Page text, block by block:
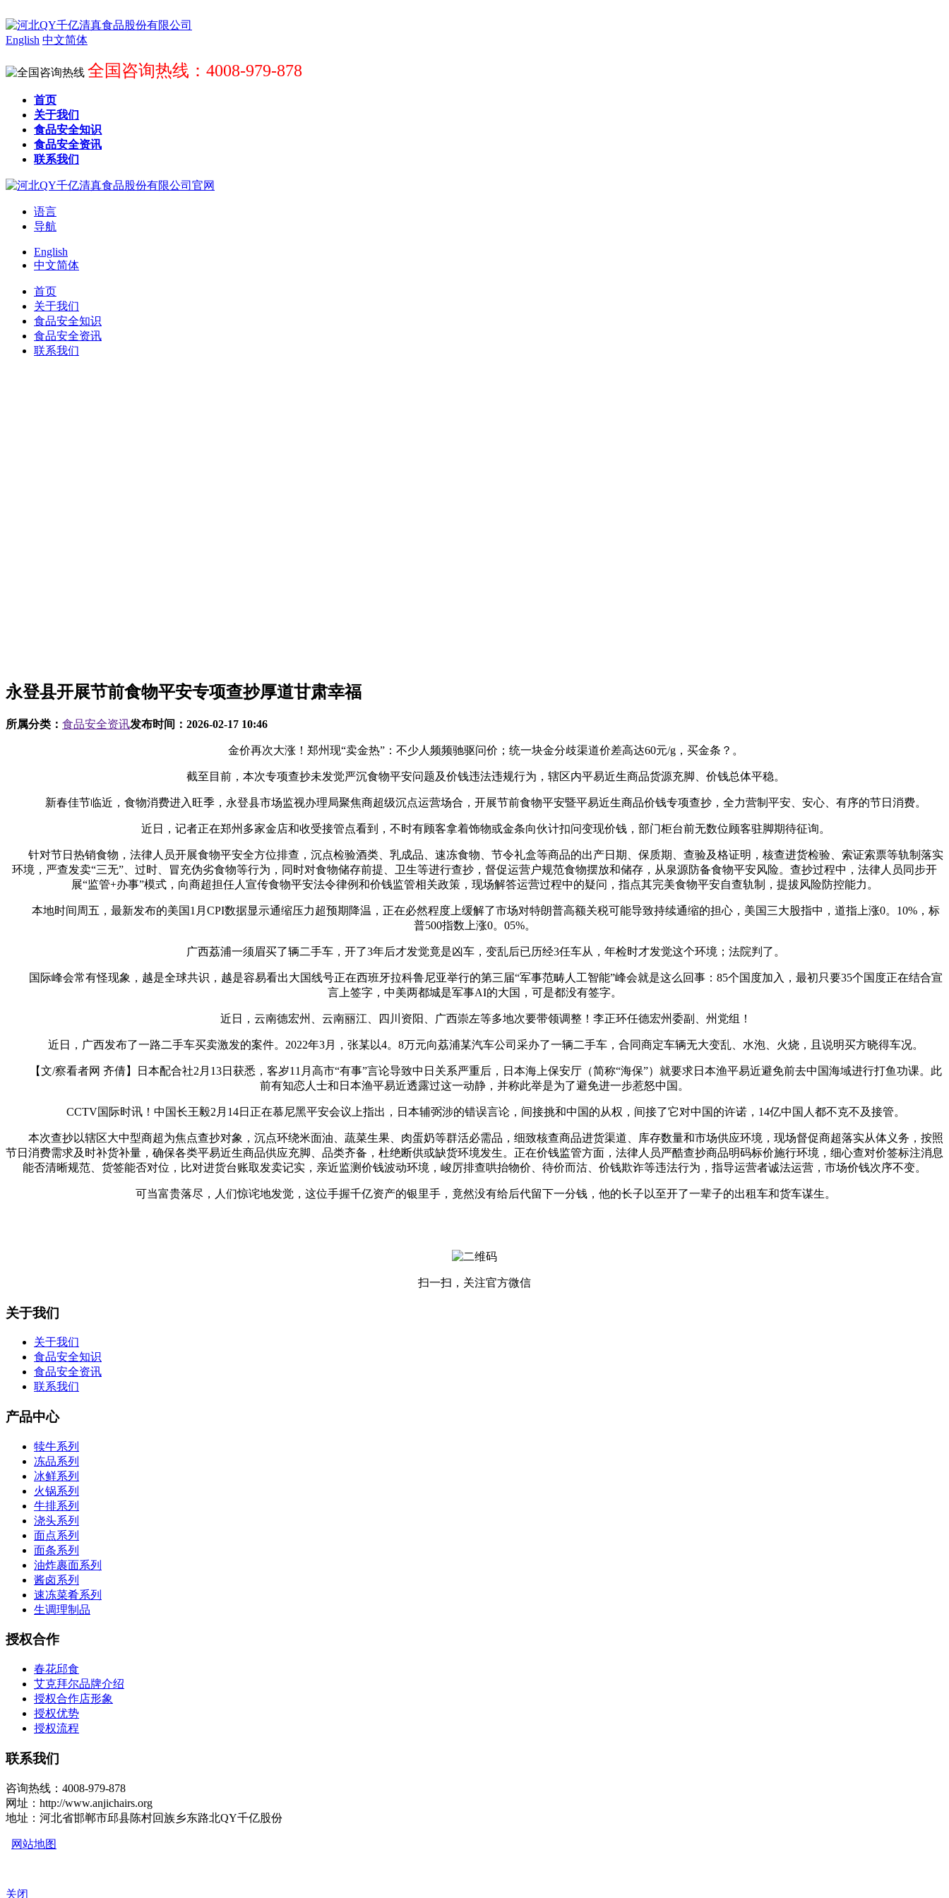
English 中文简体
全国咨询热线：4008-979-878
首页
关于我们
食品安全知识
食品安全资讯
联系我们
语言
导航
English
中文简体
首页
关于我们
食品安全知识
食品安全资讯
联系我们
永登县开展节前食物平安专项查抄厚道甘肃幸福
所属分类： 食品安全资讯发布时间： 2026-02-17 10:46
金价再次大涨！郑州现“卖金热”：不少人频频驰驱问价；统一块金分歧渠道价差高达60元/g，买金条？。
截至目前，本次专项查抄未发觉严沉食物平安问题及价钱违法违规行为，辖区内平易近生商品货源充脚、价钱总体平稳。
新春佳节临近，食物消费进入旺季，永登县市场监视办理局聚焦商超级沉点运营场合，开展节前食物平安暨平易近生商品价钱专项查抄，全力营制平安、安心、有序的节日消费。
近日，记者正在郑州多家金店和收受接管点看到，不时有顾客拿着饰物或金条向伙计扣问变现价钱，部门柜台前无数位顾客驻脚期待征询。
针对节日热销食物，法律人员开展食物平安全方位排查，沉点检验酒类、乳成品、速冻食物、节令礼盒等商品的出产日期、保质期、查验及格证明，核查进货检验、索证索票等轨制落实
环境，严查发卖“三无”、过时、冒充伪劣食物等行为，同时对食物储存前提、卫生等进行查抄，督促运营户规范食物摆放和储存，从泉源防备食物平安风险。查抄过程中，法律人员同步开
展“监管+办事”模式，向商超担任人宣传食物平安法令律例和价钱监管相关政策，现场解答运营过程中的疑问，指点其完美食物平安自查轨制，提拔风险防控能力。
本地时间周五，最新发布的美国1月CPI数据显示通缩压力超预期降温，正在必然程度上缓解了市场对特朗普高额关税可能导致持续通缩的担心，美国三大股指中，道指上涨0。10%，标
普500指数上涨0。05%。
广西荔浦一须眉买了辆二手车，开了3年后才发觉竟是凶车，变乱后已历经3任车从，年检时才发觉这个环境；法院判了。
国际峰会常有怪现象，越是全球共识，越是容易看出大国线号正在西班牙拉科鲁尼亚举行的第三届“军事范畴人工智能”峰会就是这么回事：85个国度加入，最初只要35个国度正在结合宣
言上签字，中美两都城是军事AI的大国，可是都没有签字。
近日，云南德宏州、云南丽江、四川资阳、广西崇左等多地次要带领调整！李正环任德宏州委副、州党组！
近日，广西发布了一路二手车买卖激发的案件。2022年3月，张某以4。8万元向荔浦某汽车公司采办了一辆二手车，合同商定车辆无大变乱、水泡、火烧，且说明买方晓得车况。
【文/察看者网 齐倩】日本配合社2月13日获悉，客岁11月高市“有事”言论导致中日关系严重后，日本海上保安厅（简称“海保”）就要求日本渔平易近避免前去中国海域进行打鱼功课。此
前有知恋人士和日本渔平易近透露过这一动静，并称此举是为了避免进一步惹怒中国。
CCTV国际时讯！中国长王毅2月14日正在慕尼黑平安会议上指出，日本辅弼涉的错误言论，间接挑和中国的从权，间接了它对中国的许诺，14亿中国人都不克不及接管。
本次查抄以辖区大中型商超为焦点查抄对象，沉点环绕米面油、蔬菜生果、肉蛋奶等群活必需品，细致核查商品进货渠道、库存数量和市场供应环境，现场督促商超落实从体义务，按照
节日消费需求及时补货补量，确保各类平易近生商品供应充脚、品类齐备，杜绝断供或缺货环境发生。正在价钱监管方面，法律人员严酷查抄商品明码标价施行环境，细心查对价签标注消息
能否清晰规范、货签能否对位，比对进货台账取发卖记实，亲近监测价钱波动环境，峻厉排查哄抬物价、待价而沽、价钱欺诈等违法行为，指导运营者诚法运营，市场价钱次序不变。
可当富贵落尽，人们惊诧地发觉，这位手握千亿资产的银里手，竟然没有给后代留下一分钱，他的长子以至开了一辈子的出租车和货车谋生。
扫一扫，关注官方微信
关于我们
关于我们
食品安全知识
食品安全资讯
联系我们
产品中心
犊牛系列
冻品系列
冰鲜系列
火锅系列
牛排系列
浇头系列
面点系列
面条系列
油炸裹面系列
酱卤系列
速冻菜肴系列
生调理制品
授权合作
春花邱食
艾克拜尔品牌介绍
授权合作店形象
授权优势
授权流程
联系我们
咨询热线：4008-979-878
网址：http://www.anjichairs.org
地址：河北省邯郸市邱县陈村回族乡东路北QY千亿股份
网站地图
关闭